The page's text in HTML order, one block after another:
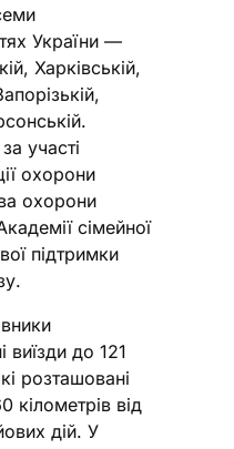
України —
Харківській,
участі
охорони
охорони
сімейної
підтримки
виїзди до 121
розташовані
кілометрів від
дій. У